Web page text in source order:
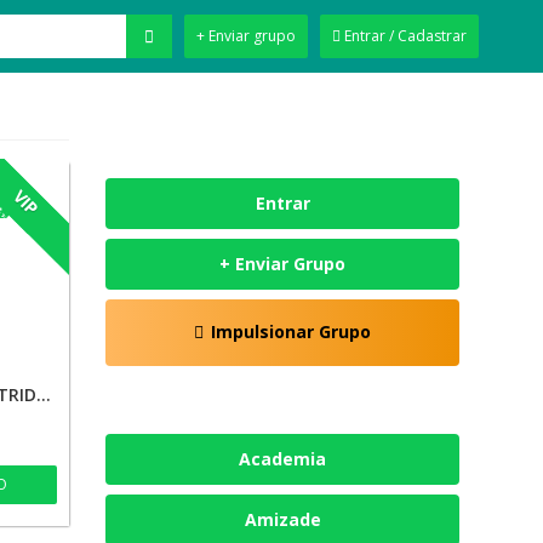
Entrar / Cadastrar
+ Enviar grupo
VIP
DICAS GRÁTIS DA ASTRID🔥🔥
Entrar
+ Enviar Grupo
Impulsionar Grupo
Academia
Amizade